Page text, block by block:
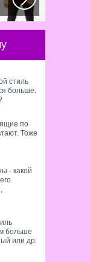
стиль
больше:
по
Тоже
- какой
больше
или др.